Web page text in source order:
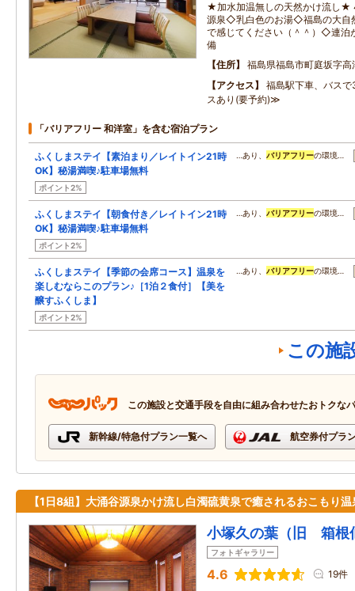
★加水加温無しの天然かけ流し★
源泉◇乳白色のお湯◇福島の大自
で感じてください（＾＾）◇連泊
備
住所
福島県福島市町庭坂字高
アクセス
福島駅下車、バス
スあり(要予約)≫
「バリアフリー 和洋室」を含む宿泊プラン
ふくしまステイ【素泊まり／レイトイン21時
OK】秘湯満喫♪駐車場無料
ポイント2%
…あり、 バリアフリーの環境…
ふくしまステイ【朝食付き／レイトイン21時
OK】秘湯満喫♪駐車場無料
ポイント2%
…あり、 バリアフリーの環境…
ふくしまステイ【季節の会席コース】温泉を
楽しむならこのプラン♪［1泊２食付］【美を
醸すふくしま】
ポイント2%
…あり、 バリアフリーの環境…
この施
この施設と交通手段を自由に組み合わせたおトクな
新幹線/特急付プラン一覧へ 航空券付プラ
【1日8組】大涌谷源泉かけ流し白濁硫黄泉で癒されるおこもり温
小塚久の葉（旧 箱根
フォトギャラリー
4.6 19件